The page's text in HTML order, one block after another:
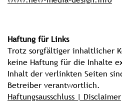
Haftung für Links
Trotz sorgfältiger inhaltlicher
keine Haftung für die Inhalte
Inhalt der verlinkten Seiten
Betreiber verantwortlich.
Haftungsausschluss | Disclaimer